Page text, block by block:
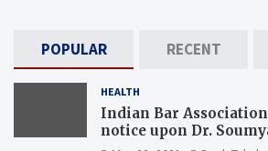
POPULAR RECENT
HEALTH
Indian Bar
notice upon Dr.